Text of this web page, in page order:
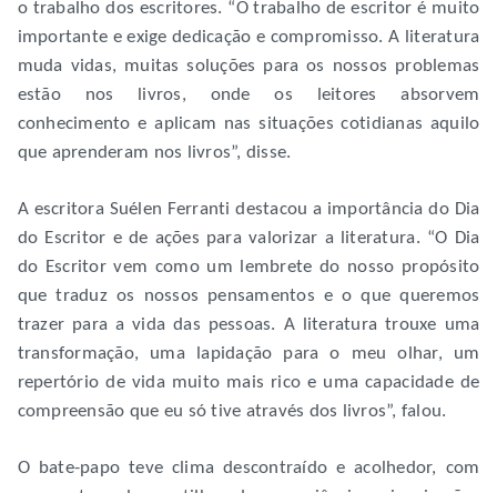
o trabalho dos escritores. “O trabalho de escritor é muito
importante e exige dedicação e compromisso. A literatura
muda vidas, muitas soluções para os nossos problemas
estão nos livros, onde os leitores absorvem
conhecimento e aplicam nas situações cotidianas aquilo
que aprenderam nos livros”, disse.
A escritora Suélen Ferranti destacou a importância do Dia
do Escritor e de ações para valorizar a literatura. “O Dia
do Escritor vem como um lembrete do nosso propósito
que traduz os nossos pensamentos e o que queremos
trazer para a vida das pessoas. A literatura trouxe uma
transformação, uma lapidação para o meu olhar, um
repertório de vida muito mais rico e uma capacidade de
compreensão que eu só tive através dos livros”, falou.
O bate-papo teve clima descontraído e acolhedor, com